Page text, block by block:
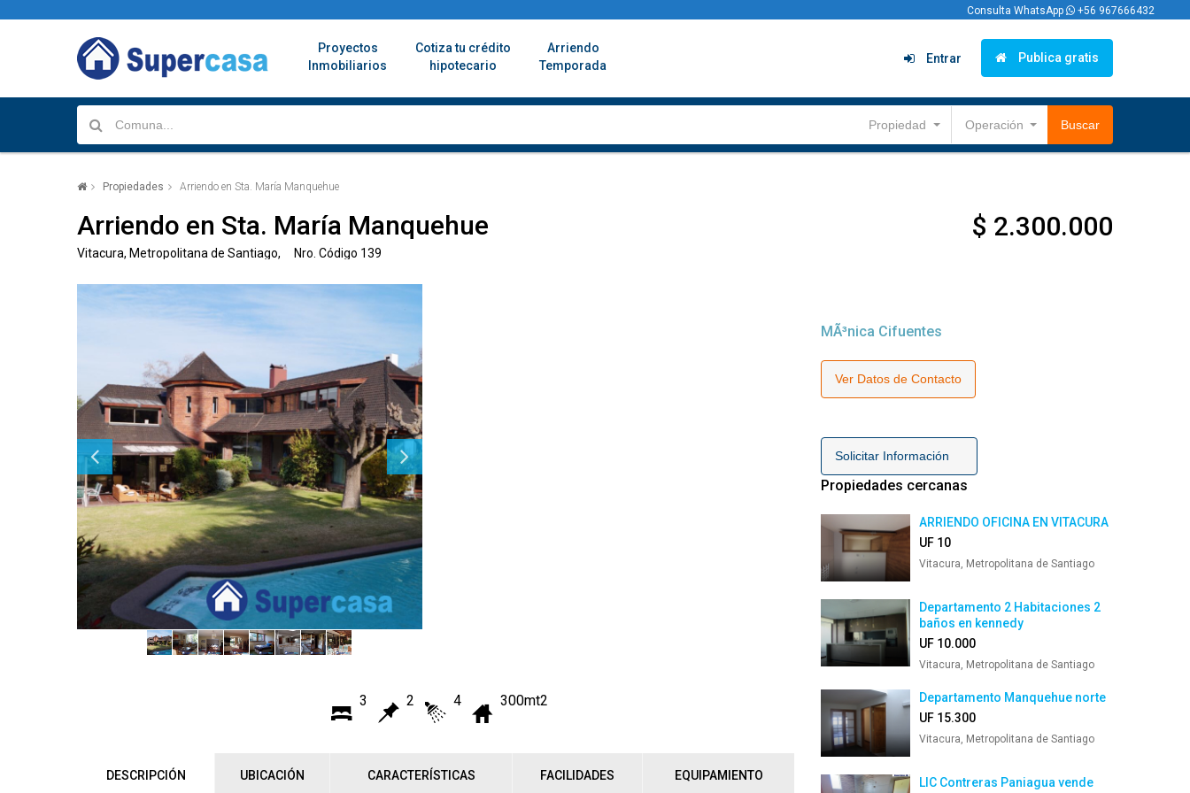
Consulta WhatsApp +56 967666432
Proyectos
Inmobiliarios
Cotiza tu crédito
hipotecario
Arriendo
Temporada
Entrar Publica gratis
Propiedad Operación Buscar
Propiedades Arriendo en Sta. María Manquehue
Arriendo en Sta. María Manquehue
Vitacura, Metropolitana de Santiago, Nro. Código 139
$ 2.300.000
3 2 4 300mt2
DESCRIPCIÓN UBICACIÓN CARACTERÍSTICAS FACILIDADES EQUIPAMIENTO
MÃ³nica Cifuentes
Ver Datos de Contacto
Solicitar Información
Propiedades cercanas
ARRIENDO OFICINA EN VITACURA
UF 10
Vitacura, Metropolitana de Santiago
Departamento 2 Habitaciones 2
baños en kennedy
UF 10.000
Vitacura, Metropolitana de Santiago
Departamento Manquehue norte
UF 15.300
Vitacura, Metropolitana de Santiago
LIC Contreras Paniagua vende